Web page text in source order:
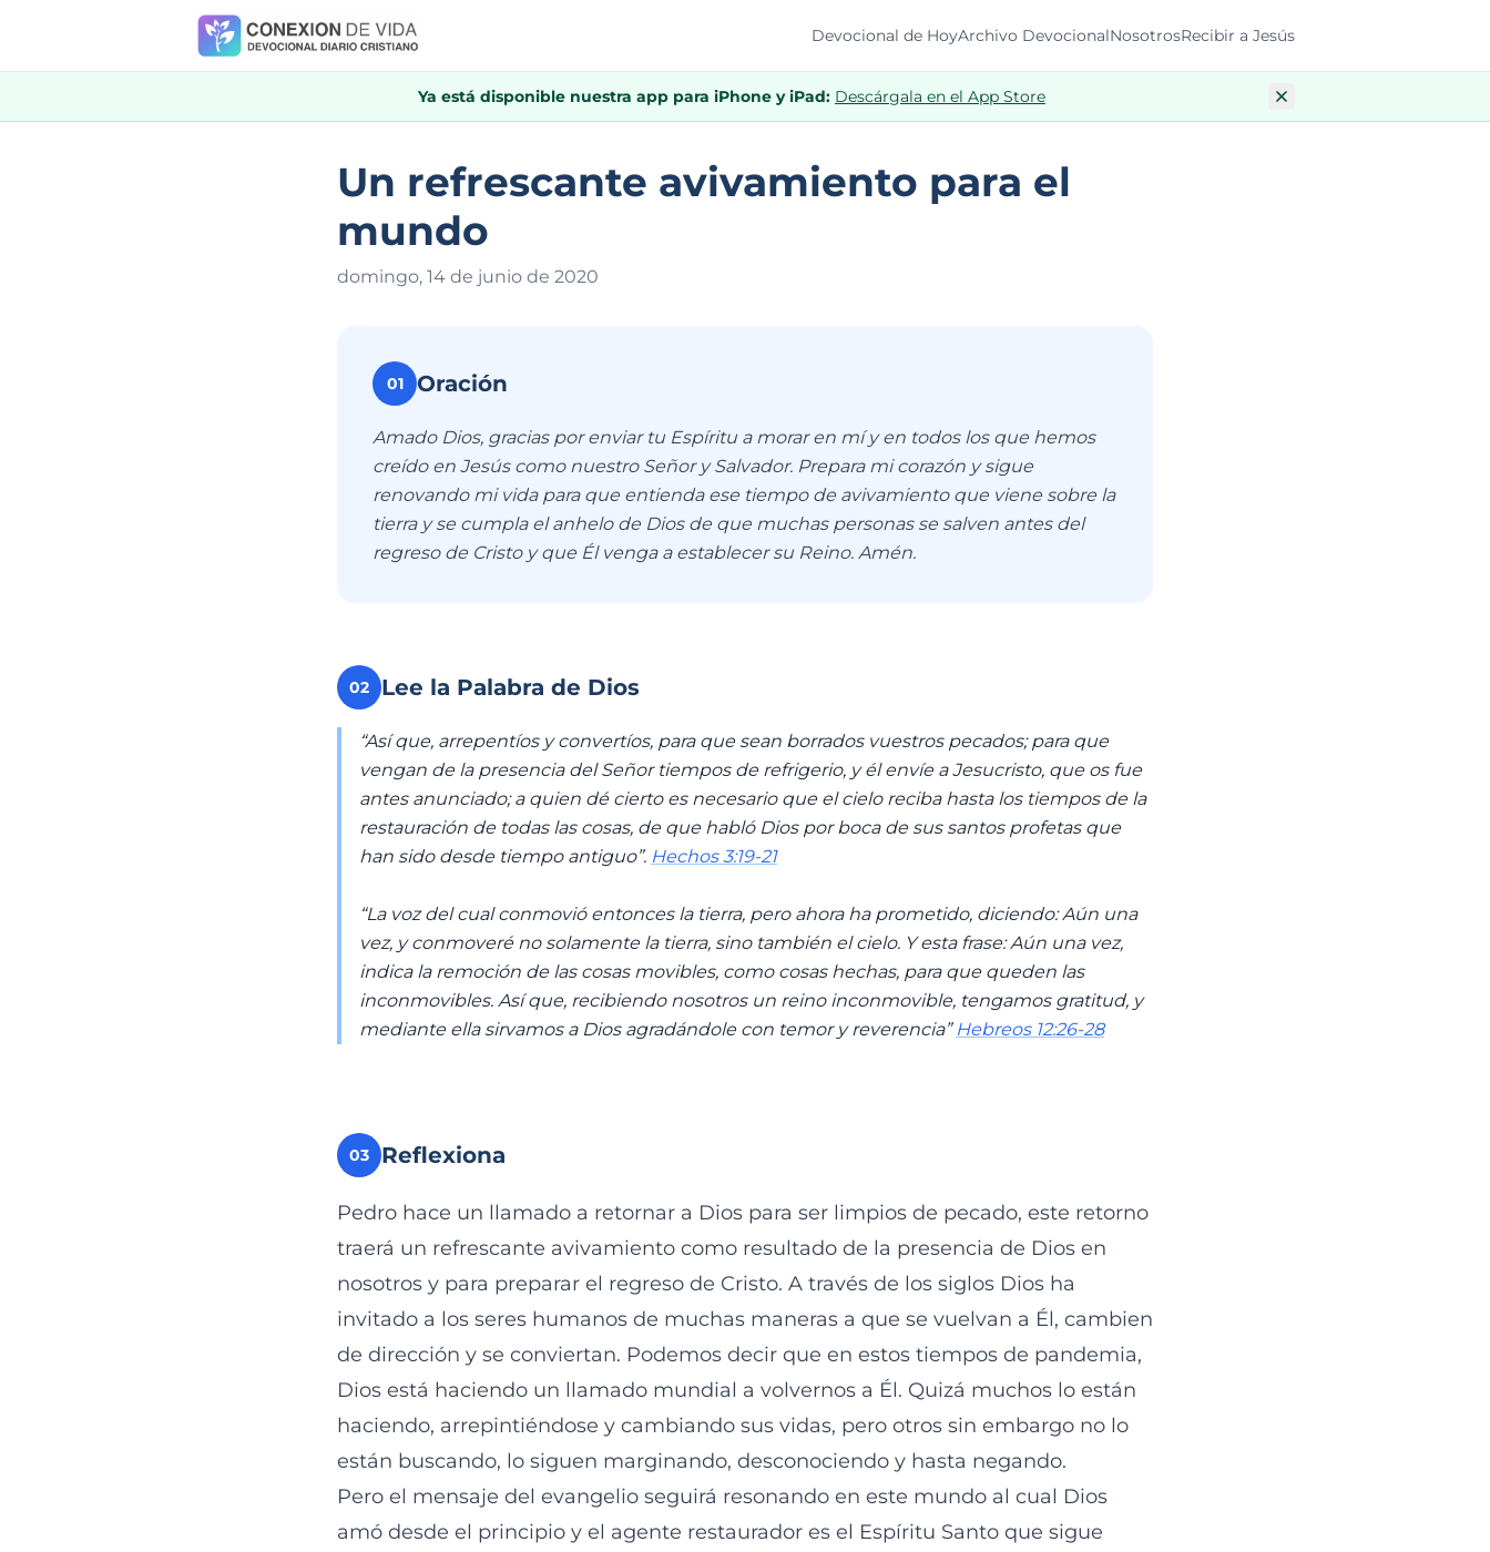
Devocional de HoyArchivo DevocionalNosotrosRecibir a Jesús
Ya está disponible nuestra app para iPhone y iPad: Descárgala en el App Store
Un refrescante avivamiento para el
mundo
domingo, 14 de junio de 2020
01 Oración
Amado Dios, gracias por enviar tu Espíritu a morar en mí y en todos los que hemos
creído en Jesús como nuestro Señor y Salvador. Prepara mi corazón y sigue
renovando mi vida para que entienda ese tiempo de avivamiento que viene sobre la
tierra y se cumpla el anhelo de Dios de que muchas personas se salven antes del
regreso de Cristo y que Él venga a establecer su Reino. Amén.
02 Lee la Palabra de Dios
“Así que, arrepentíos y convertíos, para que sean borrados vuestros pecados; para que
vengan de la presencia del Señor tiempos de refrigerio, y él envíe a Jesucristo, que os fue
antes anunciado; a quien dé cierto es necesario que el cielo reciba hasta los tiempos de la
restauración de todas las cosas, de que habló Dios por boca de sus santos profetas que
han sido desde tiempo antiguo”. Hechos 3:19-21
“La voz del cual conmovió entonces la tierra, pero ahora ha prometido, diciendo: Aún una
vez, y conmoveré no solamente la tierra, sino también el cielo. Y esta frase: Aún una vez,
indica la remoción de las cosas movibles, como cosas hechas, para que queden las
inconmovibles. Así que, recibiendo nosotros un reino inconmovible, tengamos gratitud, y
mediante ella sirvamos a Dios agradándole con temor y reverencia” Hebreos 12:26-28
03 Reflexiona
Pedro hace un llamado a retornar a Dios para ser limpios de pecado, este retorno
traerá un refrescante avivamiento como resultado de la presencia de Dios en
nosotros y para preparar el regreso de Cristo. A través de los siglos Dios ha
invitado a los seres humanos de muchas maneras a que se vuelvan a Él, cambien
de dirección y se conviertan. Podemos decir que en estos tiempos de pandemia,
Dios está haciendo un llamado mundial a volvernos a Él. Quizá muchos lo están
haciendo, arrepintiéndose y cambiando sus vidas, pero otros sin embargo no lo
están buscando, lo siguen marginando, desconociendo y hasta negando.
Pero el mensaje del evangelio seguirá resonando en este mundo al cual Dios
amó desde el principio y el agente restaurador es el Espíritu Santo que sigue